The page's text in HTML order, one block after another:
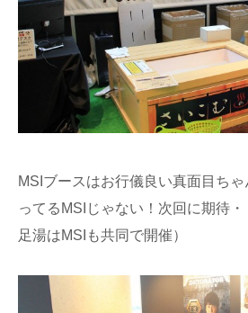
MSIブースはお行儀良い真面目ち
ってるMSIじゃない！次回に期待
足湯はMSIも共同で開催）